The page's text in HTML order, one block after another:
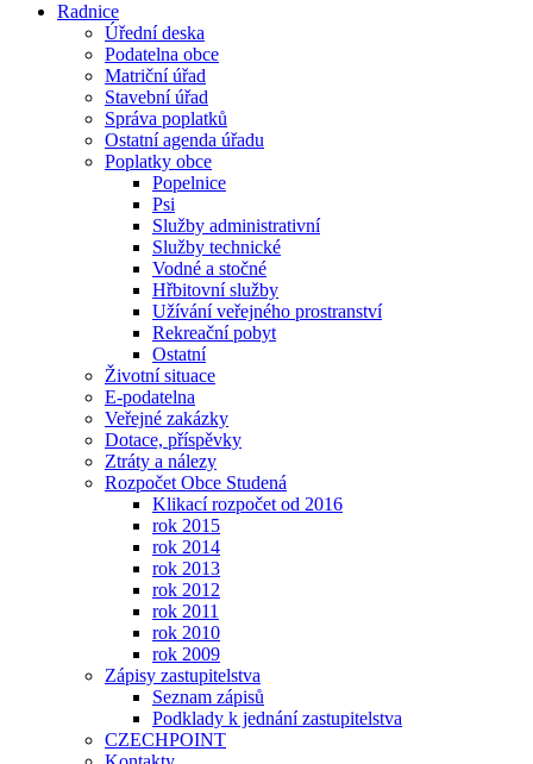
Radnice
Úřední deska
Podatelna obce
Matriční úřad
Stavební úřad
Správa poplatků
Ostatní agenda úřadu
Poplatky obce
Popelnice
Psi
Služby administrativní
Služby technické
Vodné a stočné
Hřbitovní služby
Užívání veřejného prostranství
Rekreační pobyt
Ostatní
Životní situace
E-podatelna
Veřejné zakázky
Dotace, příspěvky
Ztráty a nálezy
Rozpočet Obce Studená
Klikací rozpočet od 2016
rok 2015
rok 2014
rok 2013
rok 2012
rok 2011
rok 2010
rok 2009
Zápisy zastupitelstva
Seznam zápisů
Podklady k jednání zastupitelstva
CZECHPOINT